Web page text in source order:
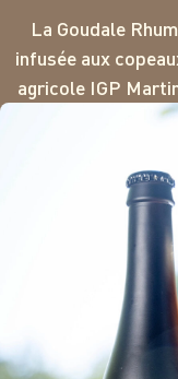
La Goudale
infusée aux
agricole IGP